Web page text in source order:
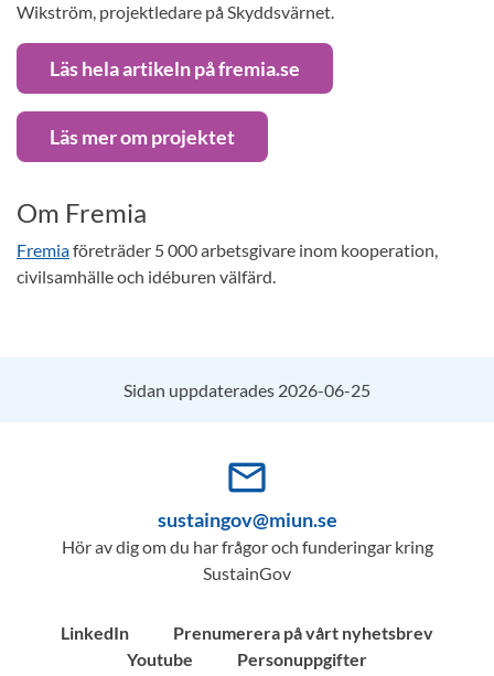
Wikström, projektledare på Skyddsvärnet.
Läs hela artikeln på fremia.se
Läs mer om projektet
Om Fremia
Fremiaföreträder 5 000 arbetsgivare inom kooperation,
civilsamhälle och idéburen välfärd.
Sidan uppdaterades 2026-06-25
mail_outline
sustaingov@miun.se
Hör av dig om du har frågor och funderingar kring
SustainGov
LinkedIn
Prenumerera på vårt nyhetsbrev
Youtube
Personuppgifter